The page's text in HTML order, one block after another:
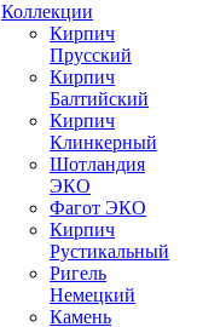
Коллекции
Кирпич
Прусский
Кирпич
Балтийский
Кирпич
Клинкерный
Шотландия
ЭКО
Фагот ЭКО
Кирпич
Рустикальный
Ригель
Немецкий
Камень